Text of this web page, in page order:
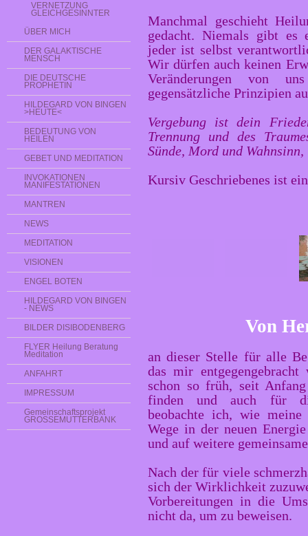
VERNETZUNG
GLEICHGESINNTER
ÜBER MICH
DER GALAKTISCHE
MENSCH
DIE DEUTSCHE
PROPHETIN
HILDEGARD VON BINGEN
>HEUTE<
BEDEUTUNG VON
HEILEN
GEBET UND MEDITATION
INVOKATIONEN
MANIFESTATIONEN
MANTREN
NEWS
MEDITATION
VISIONEN
ENGEL BOTEN
HILDEGARD VON BINGEN
- NEWS
BILDER DISIBODENBERG
FLYER Heilung Beratung
Meditation
ANFAHRT
IMPRESSUM
Gemeinschaftsprojekt
GROSSEMUTTERBANK
Manchmal geschieht
gedacht. Niemals gibt es
jeder ist selbst
Wir dürfen auch keinen
Veränderungen von
gegensätzliche Prinzipien
Vergebung ist dein
Trennung und des
Sünde, Mord und
Kursiv Geschriebenes ist
Von
an dieser Stelle für alle
das mir
schon so früh, seit
finden und auch für
beobachte ich, wie
Wege in der neuen
und auf weitere
Nach der für viele
sich der Wirklichkeit
Vorbereitungen in die
nicht da, um zu beweisen.